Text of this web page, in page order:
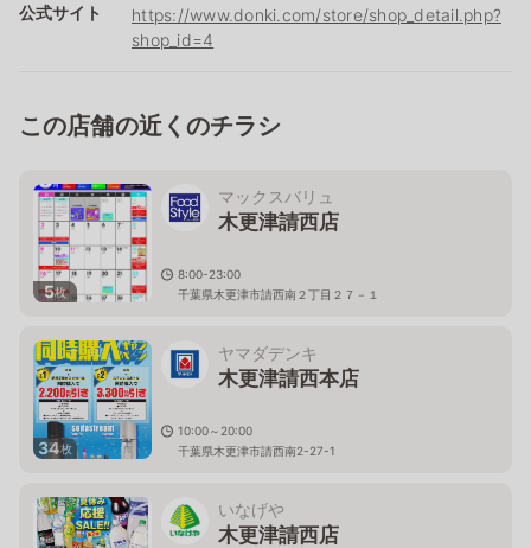
公式サイト
https://www.donki.com/store/shop_detail.php?
shop_id=4
この店舗の近くのチラシ
5枚
マックスバリュ
木更津請西店
8:00-23:00
千葉県木更津市請西南２丁目２７－１
34枚
ヤマダデンキ
木更津請西本店
10:00～20:00
千葉県木更津市請西南2-27-1
いなげや
木更津請西店